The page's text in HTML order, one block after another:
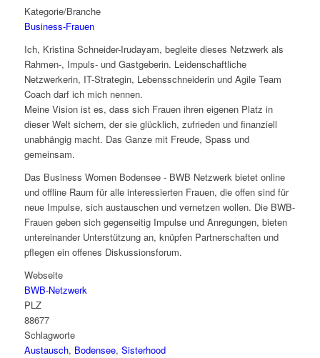
Kategorie/Branche
Business-Frauen
Ich, Kristina Schneider-Irudayam, begleite dieses Netzwerk als
Rahmen-, Impuls- und Gastgeberin. Leidenschaftliche
Netzwerkerin, IT-Strategin, Lebensschneiderin und Agile Team
Coach darf ich mich nennen.
Meine Vision ist es, dass sich Frauen ihren eigenen Platz in
dieser Welt sichern, der sie glücklich, zufrieden und finanziell
unabhängig macht. Das Ganze mit Freude, Spass und
gemeinsam.
Das Business Women Bodensee - BWB Netzwerk bietet online
und offline Raum für alle interessierten Frauen, die offen sind für
neue Impulse, sich austauschen und vernetzen wollen. Die BWB-
Frauen geben sich gegenseitig Impulse und Anregungen, bieten
untereinander Unterstützung an, knüpfen Partnerschaften und
pflegen ein offenes Diskussionsforum.
Webseite
BWB-Netzwerk
PLZ
88677
Schlagworte
Austausch, Bodensee, Sisterhood